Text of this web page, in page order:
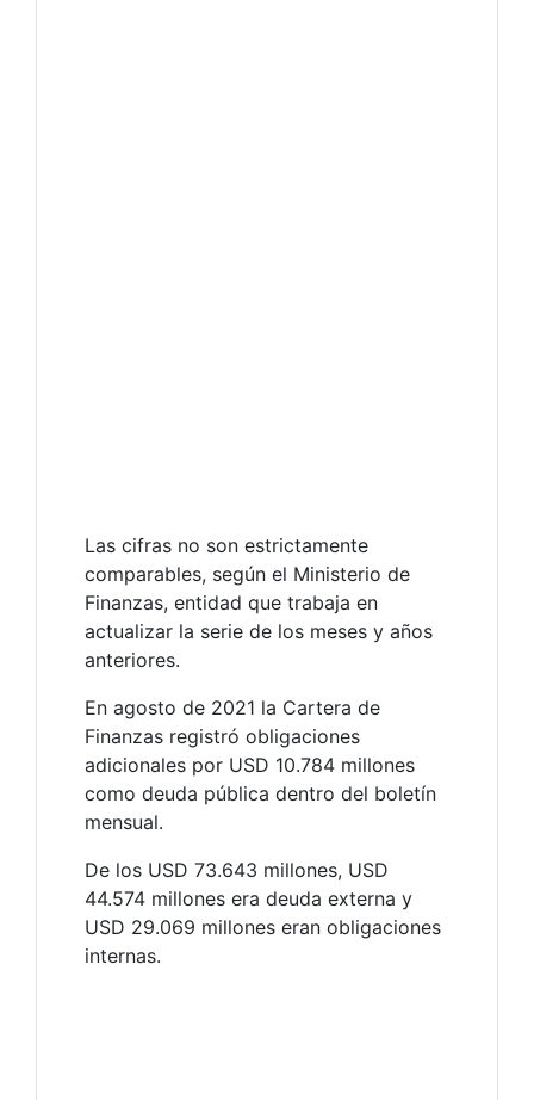
Las cifras no son estrictamente
comparables, según el Ministerio de
Finanzas, entidad que trabaja en
actualizar la serie de los meses y años
anteriores.
En agosto de 2021 la Cartera de
Finanzas registró obligaciones
adicionales por USD 10.784 millones
como deuda pública dentro del boletín
mensual.
De los USD 73.643 millones, USD
44.574 millones era deuda externa y
USD 29.069 millones eran obligaciones
internas.